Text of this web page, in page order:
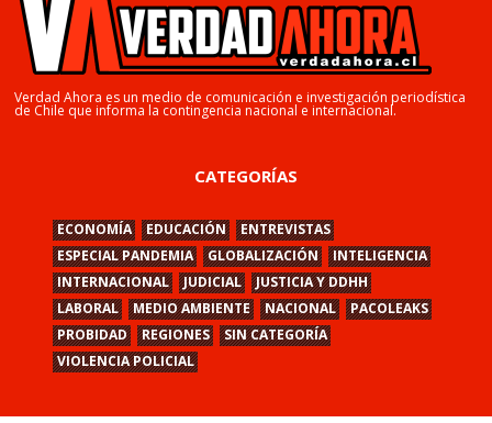
Verdad Ahora es un medio de comunicación e investigación periodística
de Chile que informa la contingencia nacional e internacional.
CATEGORÍAS
ECONOMÍA EDUCACIÓN
ENTREVISTAS
ESPECIAL PANDEMIA
GLOBALIZACIÓN
INTELIGENCIA
INTERNACIONAL
JUDICIAL
JUSTICIA Y DDHH
LABORAL
MEDIO AMBIENTE NACIONAL
PACOLEAKS
PROBIDAD
REGIONES
SIN CATEGORÍA
VIOLENCIA POLICIAL